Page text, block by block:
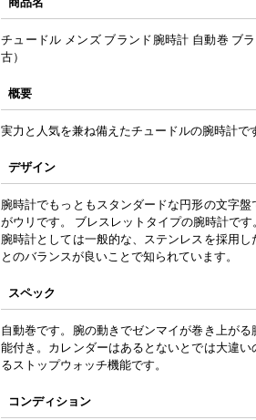
チュードル メンズ ブランド腕時計 自動巻 ブ
古）
概要
実力と人気を兼ね備えたチュードルの腕時計で
デザイン
腕時計でもっともスタンダードな円形の文字
がウリです。 ブレスレットタイプの腕時計で
腕時計としては一般的な、ステンレスを採用
とのバランスが良いことで知られています。
スペック
自動巻です。腕の動きでゼンマイが巻き上が
能付き。カレンダーはあるとないとでは大違
るストップウォッチ機能です。
コンディション